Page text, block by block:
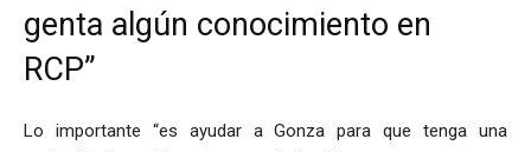
genta algún conocimiento en
RCP”
Lo importante “es ayudar a Gonza para que tenga una